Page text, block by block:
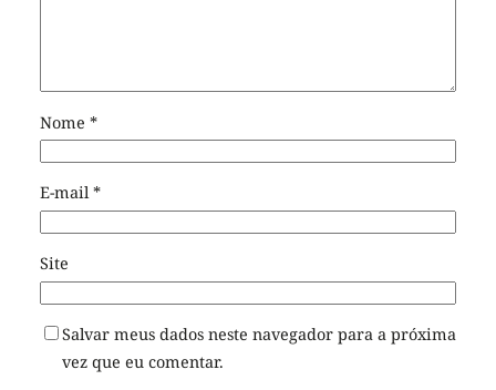
Nome *
E-mail*
Site
Salvar meus dados neste navegador para a próxima
vez que eu comentar.